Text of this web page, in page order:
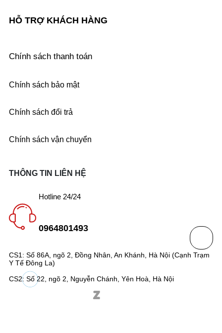
HỖ TRỢ KHÁCH HÀNG
Chính sách thanh toán
Chính sách bảo mật
Chính sách đổi trả
Chính sách vận chuyển
CS1: Số 86A, ngõ 2, Đồng Nhân, An Khánh, Hà Nội (Cạnh Trạm
Y Tế Đông La)
CS2: Số 22, ngõ 2, Nguyễn Chánh, Yên Hoà, Hà Nội
THÔNG TIN LIÊN HỆ
Hotline 24/24
0964801493